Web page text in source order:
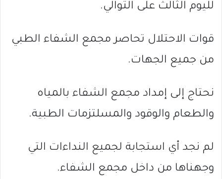
لليوم الثالث على التوالي.
قوات الاحتلال تحاصر مجمع الشفاء الطبي
من جميع الجهات.
نحتاج إلى إمداد مجمع الشفاء بالمياه
والطعام والوقود والمسلتزمات الطبية.
لم نجد أي استجابة لجميع النداءات التي
وجهناها من داخل مجمع الشفاء.